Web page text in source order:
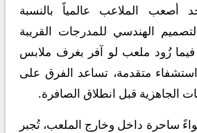
أصعب الملاعب عالمياً بالنسبة
الهندسي للمدرجات القريبة
زُود ملعب لو آفر بغرف ملابس
متقدمة، تساعد الفرق على
الجاهزية قبل انطلاق الصافرة.
ساحرة داخل وخارج الملعب، تُجبر